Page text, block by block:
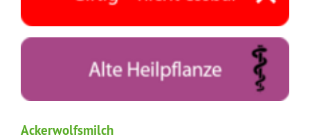
Ackerwolfsmilch